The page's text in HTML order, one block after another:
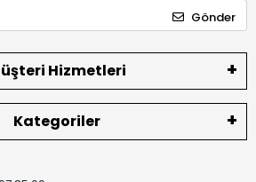
Gönder
Hizmetleri
Kategoriler